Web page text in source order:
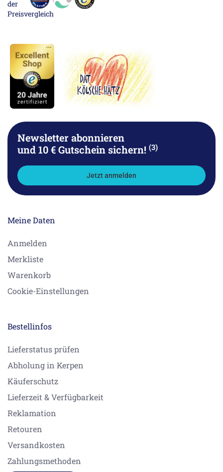
Newsletter abonnieren
und 10 € Gutschein sichern! (3)
Jetzt anmelden
Meine Daten
Anmelden
Merkliste
Warenkorb
Cookie-Einstellungen
Bestellinfos
Lieferstatus prüfen
Abholung in Kerpen
Käuferschutz
Lieferzeit & Verfügbarkeit
Reklamation
Retouren
Versandkosten
Zahlungsmethoden